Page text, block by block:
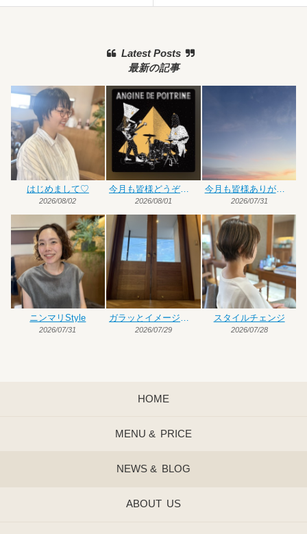
Latest Posts
最新の記事
はじめまして♡
2026/08/02
今月も皆様どうぞよろしくお願いいたします
2026/08/01
今月も皆様ありがとうございました
2026/07/31
ニンマリStyle
2026/07/31 2026/07/29
スタイルチェンジ
2026/07/28
HOME
MENU & PRICE
NEWS & BLOG
ABOUT US